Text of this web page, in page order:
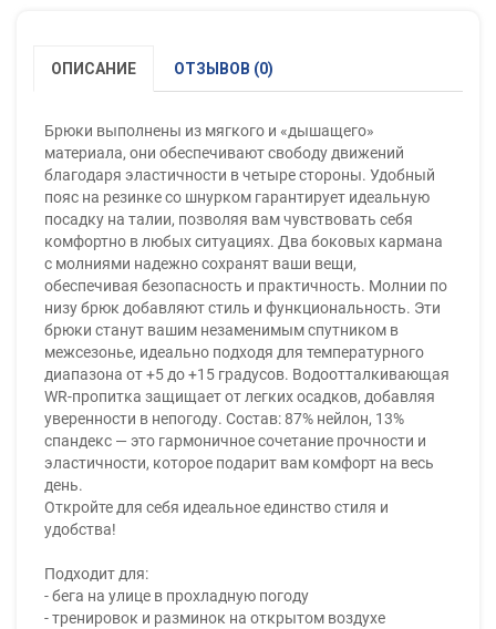
ОПИСАНИЕ ОТЗЫВОВ (0)
Брюки выполнены из мягкого и «дышащего»
материала, они обеспечивают свободу движений
благодаря эластичности в четыре стороны. Удобный
пояс на резинке со шнурком гарантирует идеальную
посадку на талии, позволяя вам чувствовать себя
комфортно в любых ситуациях. Два боковых кармана
с молниями надежно сохранят ваши вещи,
обеспечивая безопасность и практичность. Молнии по
низу брюк добавляют стиль и функциональность. Эти
брюки станут вашим незаменимым спутником в
межсезонье, идеально подходя для температурного
диапазона от +5 до +15 градусов. Водоотталкивающая
WR-пропитка защищает от легких осадков, добавляя
уверенности в непогоду. Состав: 87% нейлон, 13%
спандекс — это гармоничное сочетание прочности и
эластичности, которое подарит вам комфорт на весь
день.
Откройте для себя идеальное единство стиля и
удобства!
Подходит для:
- бега на улице в прохладную погоду
- тренировок и разминок на открытом воздухе